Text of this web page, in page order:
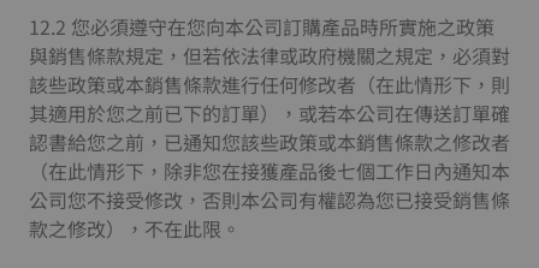
12.2 您必須遵守在您向本公司訂購產品時所實施之政策
與銷售條款規定，但若依法律或政府機關之規定，必須對
該些政策或本銷售條款進行任何修改者（在此情形下，則
其適用於您之前已下的訂單），或若本公司在傳送訂單確
認書給您之前，已通知您該些政策或本銷售條款之修改者
（在此情形下，除非您在接獲產品後七個工作日內通知本
公司您不接受修改，否則本公司有權認為您已接受銷售條
款之修改），不在此限。